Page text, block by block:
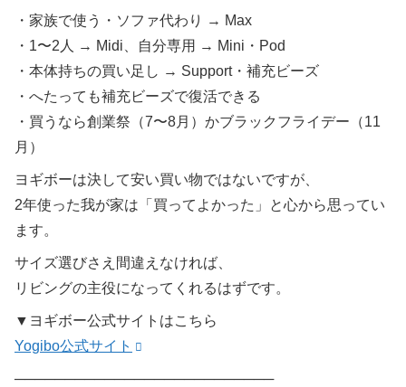
・家族で使う・ソファ代わり → Max
・1〜2人 → Midi、自分専用 → Mini・Pod
・本体持ちの買い足し → Support・補充ビーズ
・へたっても補充ビーズで復活できる
・買うなら創業祭（7〜8月）かブラックフライデー（11
月）
ヨギボーは決して安い買い物ではないですが、
2年使った我が家は「買ってよかった」と心から思ってい
ます。
サイズ選びさえ間違えなければ、
リビングの主役になってくれるはずです。
▼ヨギボー公式サイトはこちら
Yogibo公式サイト
──────────────────────────